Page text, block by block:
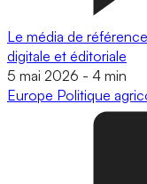
Le média de
digitale et éditoriale
5 mai 2026 - 4 min
Europe Politique